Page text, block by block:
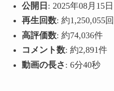
公開日 : 2025年08月15日
再生回数: 約1,250,055回
高評価数: 約74,036件
コメント数: 約2,891件
動画の長さ : 6分40秒